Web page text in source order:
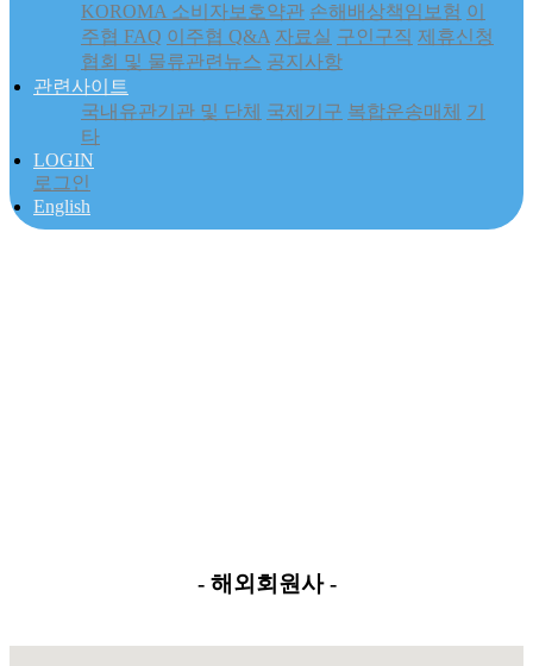
KOROMA 소비자보호약관 손해배상책임보험 이
주협 FAQ 이주협 Q&A 자료실 구인구직 제휴신청
협회 및 물류관련뉴스 공지사항
관련사이트
국내유관기관 및 단체 국제기구 복합운송매체 기
타
LOGIN
로그인
English
- 해외회원사 -